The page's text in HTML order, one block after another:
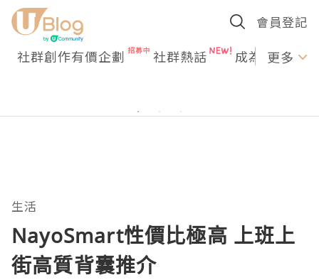
會員登記
社群創作有價企劃 社群熱話 成為U更多
生活
NayoSmart性價比極高 上班上
街高質背囊推介